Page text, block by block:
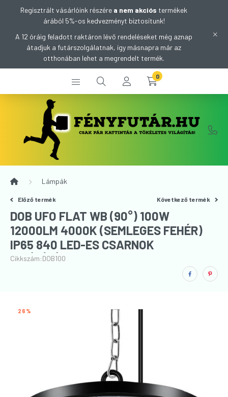
Regisztrált vásárlóink részére a nem akciós termékek
árából 5%-os kedvezményt biztosítunk!
A 12 óráig feladott raktáron lévő rendeléseket még aznap
átadjuk a futárszolgálatnak, így másnapra már az
otthonában lehet a megrendelt termék.
0
Lámpák
Előző termék Következő termék
DOB UFO FLAT WB (90°) 100W
12000LM 4000K (SEMLEGES FEHÉR)
IP65 840 LED-ES CSARNOK
VILÁGÍTÓTEST
Cikkszám:DOB100
26